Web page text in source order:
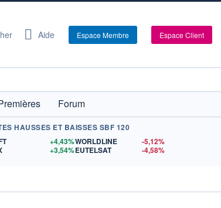
Aide Espace Membre Espace Client
Forum
HAUSSES ET BAISSES SBF 120
+4,43%
+3,54%
WORLDLINE
-5,12%
EUTELSAT
-4,58%